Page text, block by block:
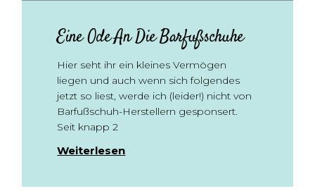
Eine Ode An Die Barfußschuhe
Hier seht ihr ein kleines Vermögen
liegen und auch wenn sich folgendes
jetzt so liest, werde ich (leider!) nicht von
Barfußschuh-Herstellern gesponsert.
Seit knapp 2
Weiterlesen